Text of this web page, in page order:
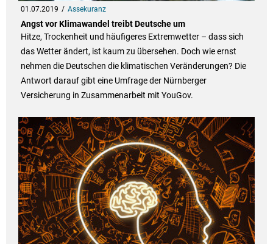
01.07.2019 Assekuranz
Angst vor Klimawandel treibt Deutsche um
Hitze, Trockenheit und häufigeres Extremwetter – dass sich
das Wetter ändert, ist kaum zu übersehen. Doch wie ernst
nehmen die Deutschen die klimatischen Veränderungen? Die
Antwort darauf gibt eine Umfrage der Nürnberger
Versicherung in Zusammenarbeit mit YouGov.